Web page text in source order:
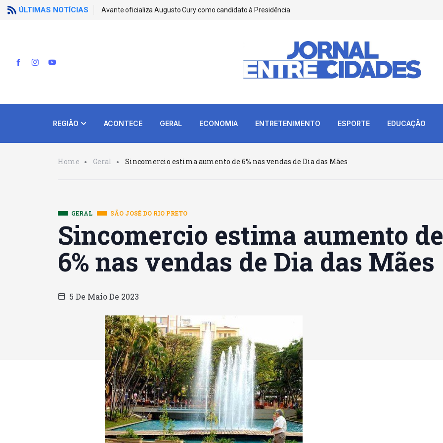
ÚLTIMAS NOTÍCIAS Avante oficializa Augusto Cury como candidato à Presidência
REGIÃO ACONTECE GERAL ECONOMIA ENTRETENIMENTO ESPORTE EDUCAÇÃO
Home Geral Sincomercio estima aumento de 6% nas vendas de Dia das Mães
GERAL SÃO JOSÉ DO RIO PRETO
Sincomercio estima aumento de
6% nas vendas de Dia das Mães
5 De Maio De 2023